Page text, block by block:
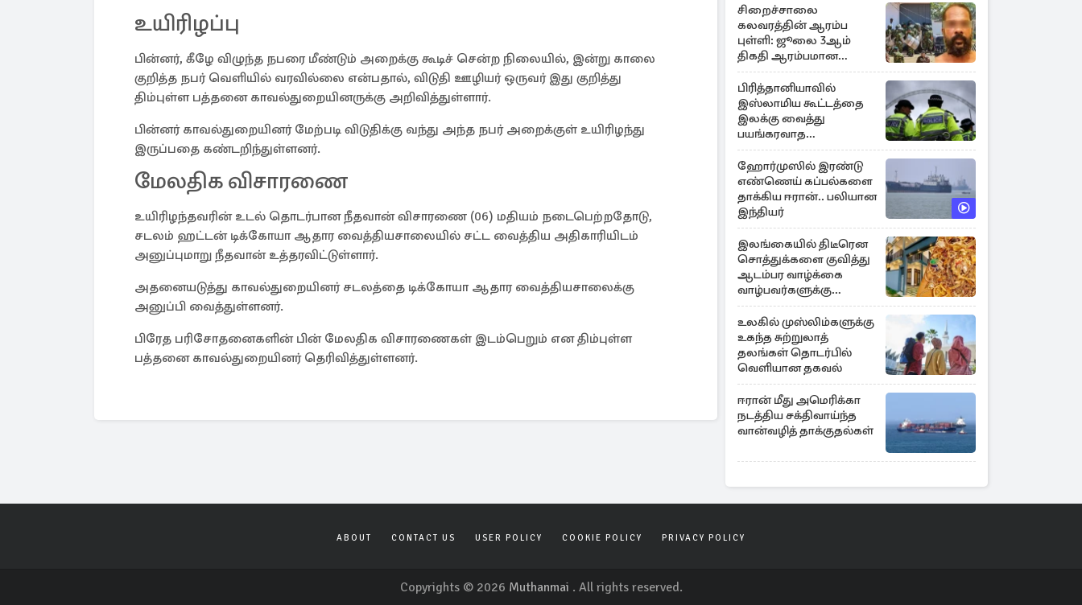
உயிரிழப்பு
பின்னர், கீழே விழுந்த நபரை மீண்டும் அறைக்கு கூடிச் சென்ற நிலையில், இன்று காலை
குறித்த நபர் வெளியில் வரவில்லை என்பதால், விடுதி ஊழியர் ஒருவர் இது குறித்து
திம்புள்ள பத்தனை காவல்துறையினருக்கு அறிவித்துள்ளார்.
பின்னர் காவல்துறையினர் மேற்படி விடுதிக்கு வந்து அந்த நபர் அறைக்குள் உயிரிழந்து
இருப்பதை கண்டறிந்துள்ளனர்.
மேலதிக விசாரணை
உயிரிழந்தவரின் உடல் தொடர்பான நீதவான் விசாரணை (06) மதியம் நடைபெற்றதோடு,
சடலம் ஹட்டன் டிக்கோயா ஆதார வைத்தியசாலையில் சட்ட வைத்திய அதிகாரியிடம்
அனுப்புமாறு நீதவான் உத்தரவிட்டுள்ளார்.
அதனையடுத்து காவல்துறையினர் சடலத்தை டிக்கோயா ஆதார வைத்தியசாலைக்கு
அனுப்பி வைத்துள்ளனர்.
பிரேத பரிசோதனைகளின் பின் மேலதிக விசாரணைகள் இடம்பெறும் என திம்புள்ள
பத்தனை காவல்துறையினர் தெரிவித்துள்ளனர்.
சிறைச்சாலை
கலவரத்தின் ஆரம்ப
புள்ளி: ஜூலை 3ஆம்
திகதி ஆரம்பமான
கலவரம் - வெளிவராத
பல கதைகள்
பிரித்தானியாவில்
இஸ்லாமிய கூட்டத்தை
இலக்கு வைத்து
பயங்கரவாத
அச்சுறுத்தல்: 12 பேர்
அதிரடி கைது
ஹோர்முஸில் இரண்டு
எண்ணெய் கப்பல்களை
தாக்கிய ஈரான்.. பலியான
இந்தியர்
இலங்கையில் திடீரென
சொத்துக்களை குவித்து
ஆடம்பர வாழ்க்கை
வாழ்பவர்களுக்கு
எச்சரிக்கை
உலகில் முஸ்லிம்களுக்கு
உகந்த சுற்றுலாத்
தலங்கள் தொடர்பில்
வெளியான தகவல்
ஈரான் மீது அமெரிக்கா
நடத்திய சக்திவாய்ந்த
வான்வழித் தாக்குதல்கள்
ABOUT CONTACT US USER POLICY COOKIE POLICY PRIVACY POLICY
Copyrights © 2026 Muthanmai . All rights reserved.